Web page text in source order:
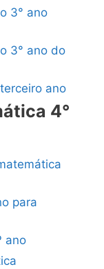
3° ano
3° ano do
ano
4°
para
ano